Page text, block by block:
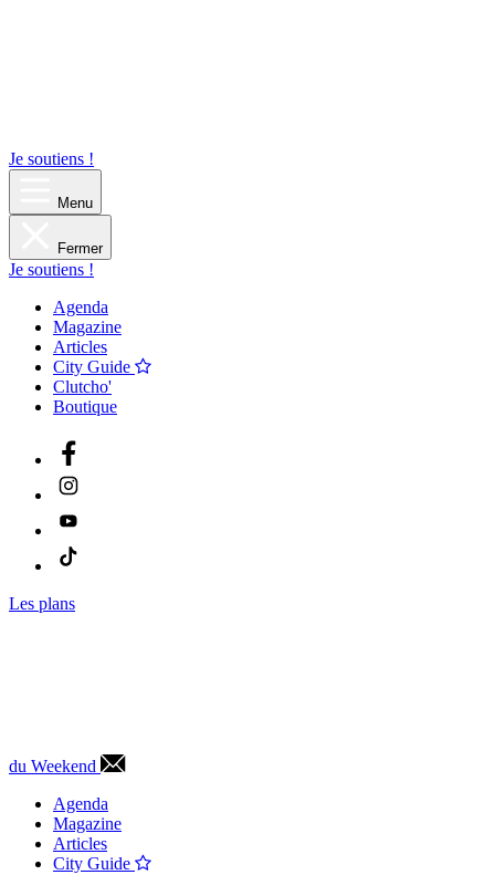
Je soutiens !
Menu
Fermer
Je soutiens !
Agenda
Magazine
Articles
City Guide
Clutcho'
Boutique
Les plans
du Weekend
Agenda
Magazine
Articles
City Guide